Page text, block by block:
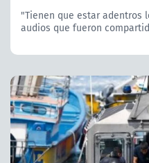
"Tienen que estar adentros
audios que fueron